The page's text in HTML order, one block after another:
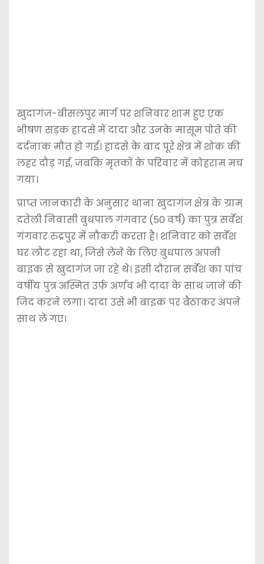
खुदागंज-बीसलपुर मार्ग पर शनिवार शाम हुए एक
भीषण सड़क हादसे में दादा और उनके मासूम पोते की
दर्दनाक मौत हो गई। हादसे के बाद पूरे क्षेत्र में शोक की
लहर दौड़ गई, जबकि मृतकों के परिवार में कोहराम मच
गया।
प्राप्त जानकारी के अनुसार थाना खुदागंज क्षेत्र के ग्राम
दतेली निवासी बुधपाल गंगवार (50 वर्ष) का पुत्र सर्वेश
गंगवार रुद्रपुर में नौकरी करता है। शनिवार को सर्वेश
घर लौट रहा था, जिसे लेने के लिए बुधपाल अपनी
बाइक से खुदागंज जा रहे थे। इसी दौरान सर्वेश का पांच
वर्षीय पुत्र अस्मित उर्फ अर्णव भी दादा के साथ जाने की
जिद करने लगा। दादा उसे भी बाइक पर बैठाकर अपने
साथ ले गए।